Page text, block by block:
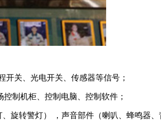
关、光电开关、传感器等信号；
制机柜、控制电脑、控制软件；
旋转警灯） ，声音部件（喇叭、蜂鸣器、